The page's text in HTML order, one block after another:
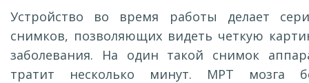
Устройство во время работы делает
снимков, позволяющих видеть четкую
заболевания. На один такой снимок
тратит несколько минут. МРТ мозга